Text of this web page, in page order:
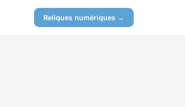
Reliques numériques →